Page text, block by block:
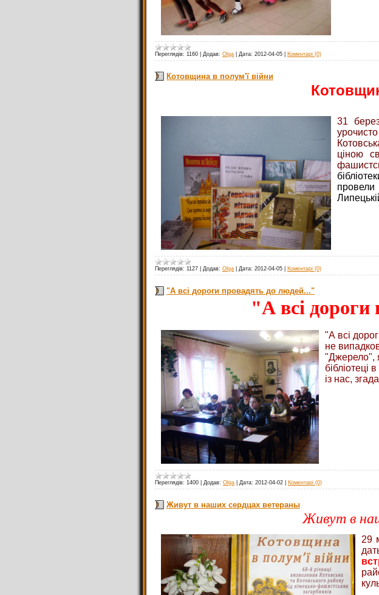
Переглядів: 1160 Додав: Olga Дата: 2012-04-05 Коментарі (0)
Котовщина в полум'ї війни
31
ціною
провели
Переглядів: 1127 Додав: Olga Дата: 2012-04-05 Коментарі (0)
"А всі дороги провадять до людей..."
"А всі дороги
"А всі
не
"Джерело",
із нас,
Переглядів: 1400 Додав: Olga Дата: 2012-04-02 Коментарі (0)
Живут в наших сердцах ветераны
Живут в
29